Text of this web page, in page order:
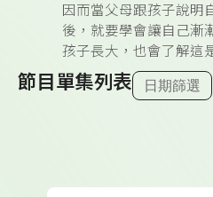
因而當父母跟孩子說明
後，就要學會讓自己漸
孩子長大，也會了解這
節目單集列表 日期篩選